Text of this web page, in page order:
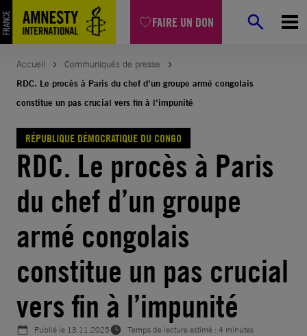
FAIRE UN DON
Aller
au
contenu
Accueil
Communiqués de presse
RDC. Le procès à Paris du chef d’un groupe armé congolais
constitue un pas crucial vers fin à l’impunité
RÉPUBLIQUE DÉMOCRATIQUE DU CONGO
RDC. Le procès à Paris
du chef d’un groupe
armé congolais
constitue un pas crucial
vers fin à l’impunité
Publié le 13.11.2025
Temps de lecture estimé : 4 minutes